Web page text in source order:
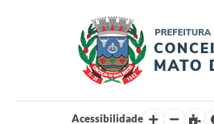
Acessibilidade